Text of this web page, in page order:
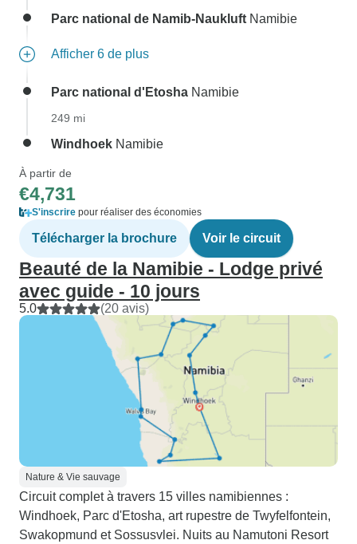
Parc national de Namib-Naukluft Namibie
Afficher 6 de plus
Parc national d'Etosha Namibie
249 mi
Windhoek Namibie
À partir de
€4,731
S'inscrire pour réaliser des économies
Télécharger la brochure Voir le circuit
Beauté de la Namibie - Lodge privé
avec guide - 10 jours
5.0 (20 avis)
Nature & Vie sauvage
Circuit complet à travers 15 villes namibiennes :
Windhoek, Parc d'Etosha, art rupestre de Twyfelfontein,
Swakopmund et Sossusvlei. Nuits au Namutoni Resort